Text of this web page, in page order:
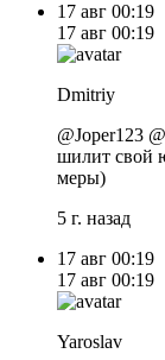
17 авг 00:19
17 авг 00:19
Dmitriy
@Joper123
шилит свой
меры)
5 г. назад
17 авг 00:19
17 авг 00:19
Yaroslav